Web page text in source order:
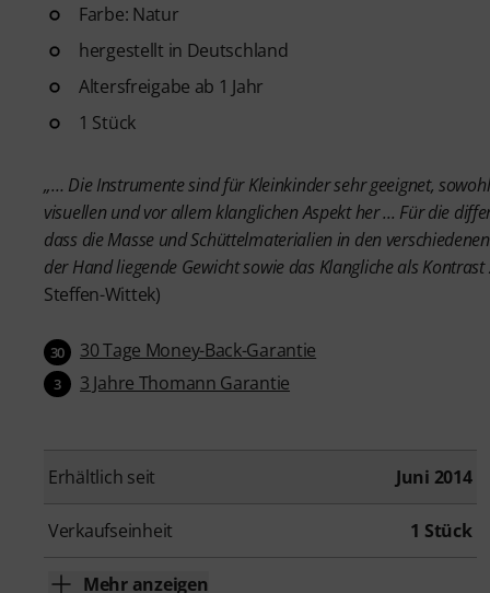
Farbe: Natur
hergestellt in Deutschland
Altersfreigabe ab 1 Jahr
1 Stück
„… Die Instrumente sind für Kleinkinder sehr geeignet,
visuellen und vor allem klanglichen Aspekt her ... Für die
dass die Masse und Schüttelmaterialien in den
der Hand liegende Gewicht sowie das Klangliche als
Steffen-Wittek)
30 30 Tage Money-Back-Garantie
3 3 Jahre Thomann Garantie
Erhältlich seit Juni 2014
Verkaufseinheit 1 Stück
Mehr anzeigen